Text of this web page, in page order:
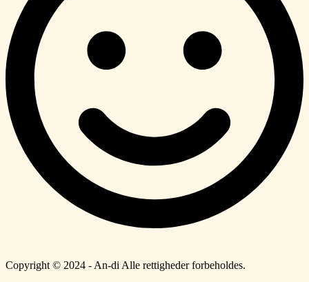
Copyright © 2024 - An-di Alle rettigheder forbeholdes.